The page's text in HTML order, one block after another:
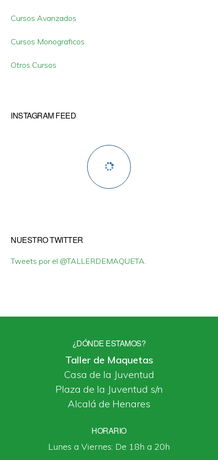
Cursos Avanzados
Cursos Monograficos
Otros Cursos
INSTAGRAM FEED
NUESTRO TWITTER
Tweets por el @TALLERDEMAQUETA.
¿DÓNDE ESTAMOS?
Taller de Maquetas
Casa de la Juventud
Plaza de la Juventud s/n
Alcalá de Henares
HORARIO
Lunes a Viernes: De 18h a 20h